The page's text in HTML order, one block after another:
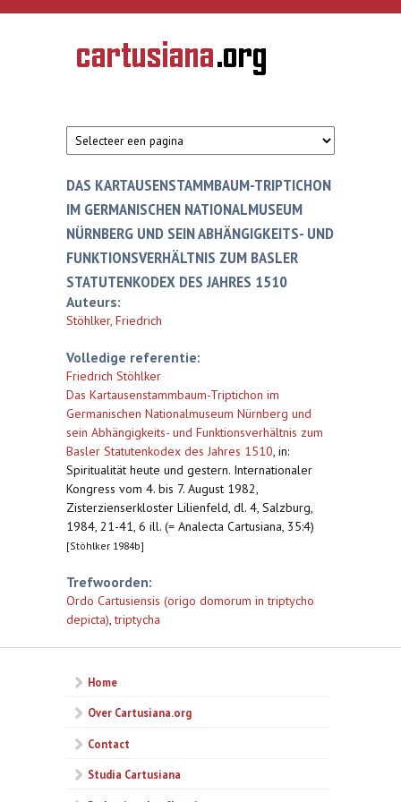
Overslaan en naar de inhoud gaan
CARTUSIANA
Geschiedenis
van de
DAS KARTAUSENSTAMMBAUM-TRIPTICHON
IM GERMANISCHEN NATIONALMUSEUM
NÜRNBERG UND SEIN ABHÄNGIGKEITS- UND
FUNKTIONSVERHÄLTNIS ZUM BASLER
STATUTENKODEX DES JAHRES 1510
Auteurs:
Stöhlker, Friedrich
Volledige referentie:
Friedrich Stöhlker
Das Kartausenstammbaum-Triptichon im
Germanischen Nationalmuseum Nürnberg und
sein Abhängigkeits- und Funktionsverhältnis zum
Basler Statutenkodex des Jahres 1510, in:
Spiritualität heute und gestern. Internationaler
Kongress vom 4. bis 7. August 1982,
Zisterzienserkloster Lilienfeld, dl. 4, Salzburg,
1984, 21-41, 6 ill. (= Analecta Cartusiana, 35:4)
[Stöhlker 1984b]
Trefwoorden:
Ordo Cartusiensis (origo domorum in triptycho
depicta),triptycha
Home
Over Cartusiana.org
Contact
Studia Cartusiana